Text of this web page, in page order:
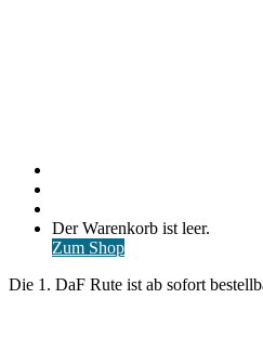
Warenkorb
ansehen
Der Warenkorb ist leer.
Zum Shop
Die 1. DaF Rute ist ab sofort